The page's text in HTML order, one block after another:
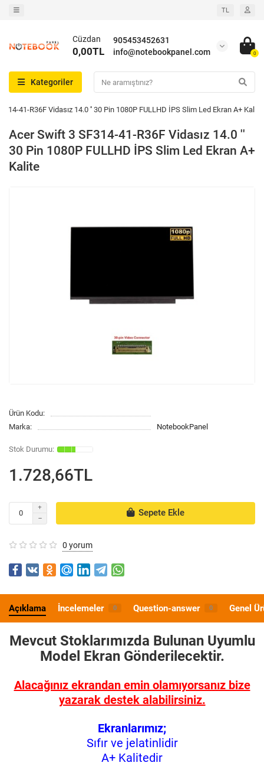
TL
905453452631
info@notebookpanel.com
Cüzdan
0,00TL 0
Kategoriler
41-R36F Vidasız 14.0 '' 30 Pin 1080P FULLHD İPS Slim Led Ekran A+ Kalite
Acer Swift 3 SF314-41-R36F Vidasız 14.0 ''
30 Pin 1080P FULLHD İPS Slim Led Ekran A+
Kalite
Ürün Kodu:
Marka:
NotebookPanel
1.728,66TL
Sepete Ekle
0 yorum
Açıklama İncelemeler 0 Question-answer 0 Genel
Mevcut Stoklarımızda Bulunan Uyumlu
Model Ekran Gönderilecektir.
Alacağınız ekrandan emin olamıyorsanız bize
yazarak destek alabilirsiniz.
Ekranlarımız;
Sıfır ve jelatinlidir
A+ Kalitedir